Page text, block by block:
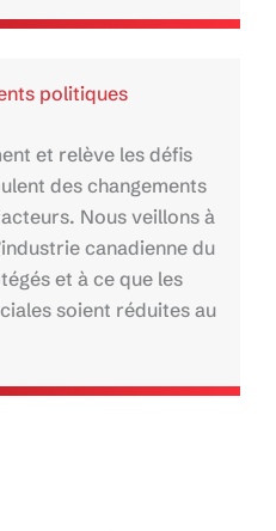
politiques
et relève les défis
des changements
Nous veillons à
canadienne du
et à ce que les
soient réduites au